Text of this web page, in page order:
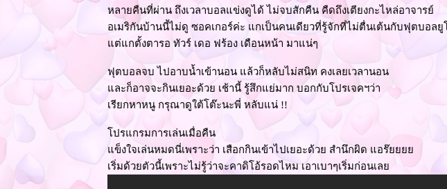
หลายคืนที่ผ่าน ถึงเวลาบอลแข่งดูได้ ไม่จบสักคืน คืดถึงเตียงกะไหล่อาจารย์
อเมริกันบ้านนี้ไม่ดู ซอคเกอร์ค่ะ แกเป็นคนเดียวที่รู้จักที่ไม่ตื่นเต้นกับฟุตบอลยู
ต่แกตั้งตารอ ทัวร์ เดอ ฟร้อง เดือนหน้า มาแน่ๆ
ฟุตบอลจบ ไปอาบน้ำเข้านอน แล้วก็หลับไม่สนิท คงเลยเวลานอน
ละก็อาจจะกินเยอะด้วย เช้านี้ รู้สึกแย่มาก บอกกับโปรเจคฯว่า
เรียกหาหนู กรุณาดูใต้โต๊ะนะพี่ หลับแน่ !!
ปรแกรมการเล่นเมื่อคืน
ข็งใจเล่นหมดนี่เพราะว่า เสือกกินเข้าไปเยอะด้วย สำนึกผิด แอร๊
เริ่มด้วยตัวนี้เพราะไม่รู้ว่าจะคาดิโอ้รอดไหม เอาเบาๆเริ่มก่อนเล